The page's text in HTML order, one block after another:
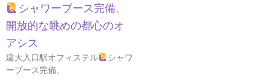
シャワーブース完備、
開放的な眺めの都心のオ
アシス
建大入口駅オフィステル
シャワ
ーブース完備、